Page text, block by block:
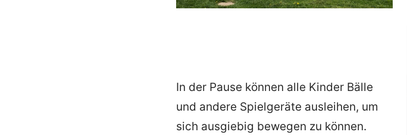
In der Pause können alle Kinder Bälle
und andere Spielgeräte ausleihen, um
sich ausgiebig bewegen zu können.